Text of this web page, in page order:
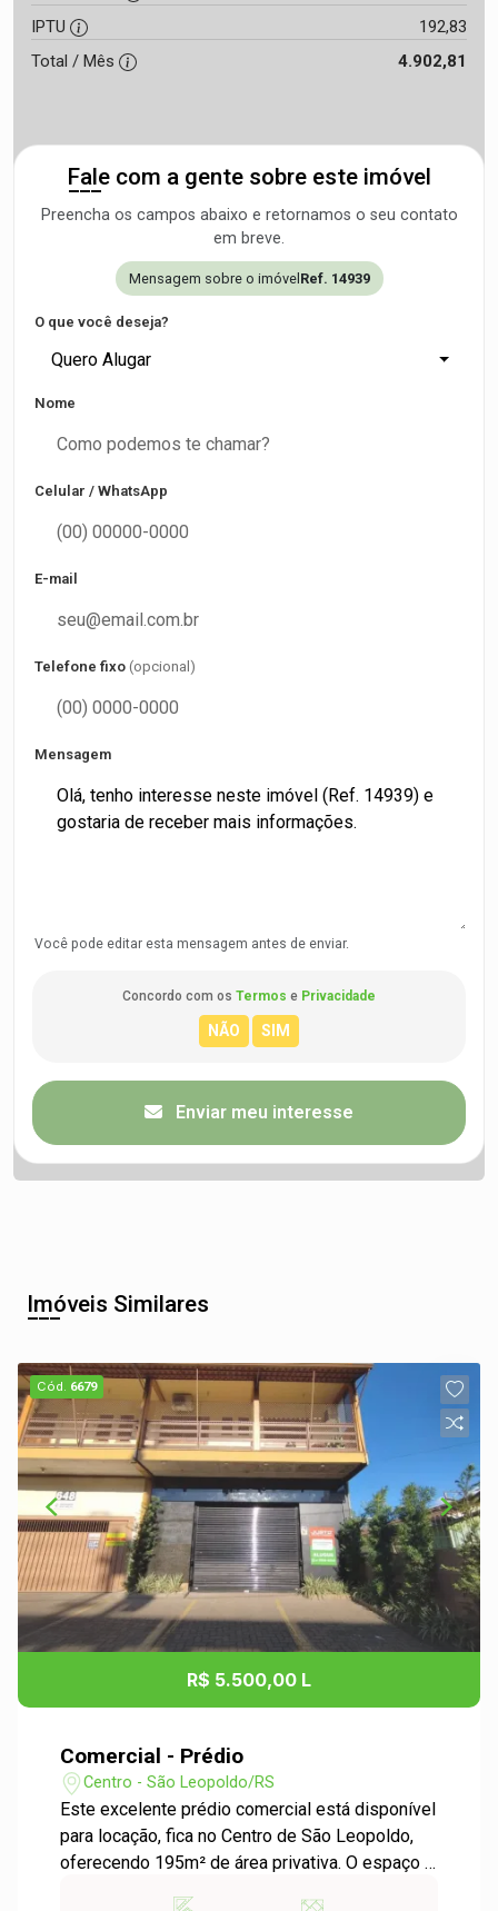
IPTU
192,83
Total / Mês
4.902,81
Fale com a gente sobre este imóvel
Preencha os campos abaixo e retornamos o seu contato
em breve.
Mensagem sobre o imóvelRef. 14939
O que você deseja?
Quero Alugar
Nome
Celular / WhatsApp
E-mail
Telefone fixo (opcional)
Mensagem
Você pode editar esta mensagem antes de enviar.
Concordo com os Termos e Privacidade
Enviar meu interesse
Imóveis Similares
Cód. 6679
R$ 5.500,00 L
Comercial - Prédio
Centro - São Leopoldo/RS
Este excelente prédio comercial está disponível
para locação, fica no Centro de São Leopoldo,
oferecendo 195m² de área privativa. O espaço é